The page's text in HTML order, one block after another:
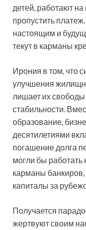
детей, работают на
пропустить
настоящим и
текут в карманы
Ирония в том, что
улучшения
лишает их
стабильности.
образование,
десятилетиями
погашение долга
могли бы работать
карманы
капиталы за
Получается
жертвуют своим